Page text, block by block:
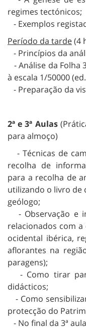
regimes tectónicos;
- Exemplos
Período da tarde(4
- Princípios da
- Análise da Folha
à escala 1/50000
- Preparação da
2ª e 3ª Aulas
para almoço)
- Técnicas de
recolha de
para a recolha de
utilizando o livro de
geólogo;
- Observação e
relacionados com
ocidental ibérica,
aflorantes na
paragens);
- Como tirar
didácticos;
- Como
protecção do
- No final da 3ª